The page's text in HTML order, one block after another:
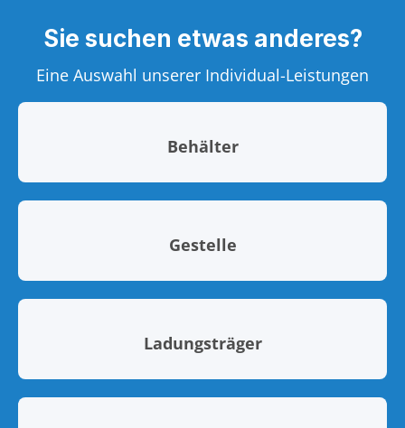
Sie suchen etwas anderes?
Eine Auswahl unserer Individual-Leistungen
Behälter
Gestelle
Ladungsträger